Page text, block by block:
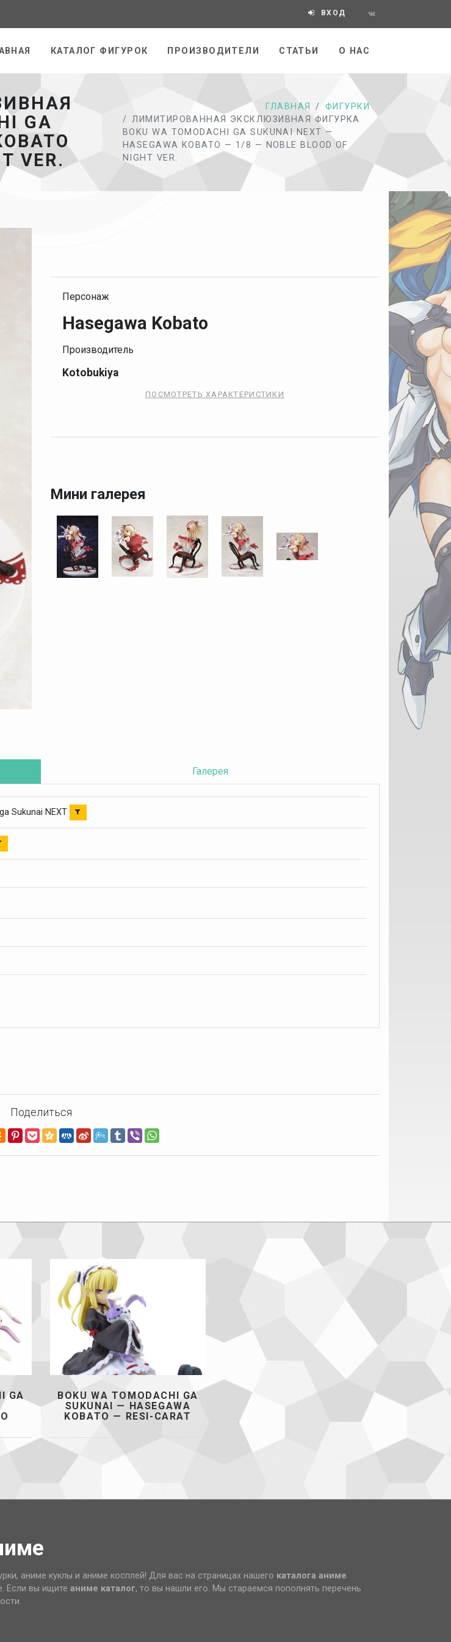
ВХОД
КАТАЛОГ ФИГУРОК ПРОИЗВОДИТЕЛИ СТАТЬИ О НАС
GA
VER.
ГЛАВНАЯ
ФИГУРКИ
ЛИМИТИРОВАННАЯ ЭКСКЛЮЗИВНАЯ ФИГУРКА
BOKU WA TOMODACHI GA SUKUNAI NEXT —
HASEGAWA KOBATO — 1/8 — NOBLE BLOOD OF
NIGHT VER.
Персонаж
Hasegawa Kobato
Производитель
Kotobukiya
ПОСМОТРЕТЬ ХАРАКТЕРИСТИКИ
Мини галерея
Галерея
Sukunai NEXT
Поделиться
GA
BOKU WA TOMODACHI GA
SUKUNAI — HASEGAWA
KOBATO — RESI-CARAT
аниме куклы и аниме косплей! Для вас на страницах нашего каталога аниме
Если вы ищите аниме каталог, то вы нашли его. Мы стараемся пополнять перечень